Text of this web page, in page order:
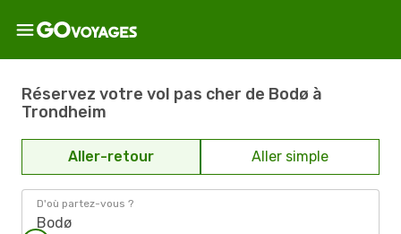
Réservez votre vol pas cher de Bodø à
Trondheim
Aller-retour Aller simple
D'où partez-vous ?
Bodø